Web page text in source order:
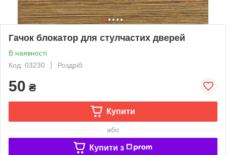
Гачок блокатор для стулчастих дверей
В наявності
Код: 03230
Роздріб
50 ₴
Купити
або
Купити з